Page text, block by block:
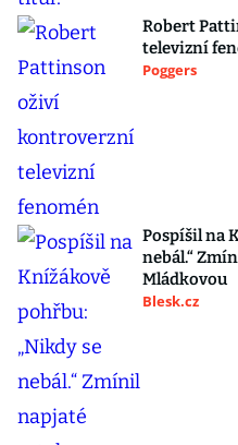
Robert
televizní
Poggers
Pospíšil na
nebál.“
Mládkovou
Blesk.cz